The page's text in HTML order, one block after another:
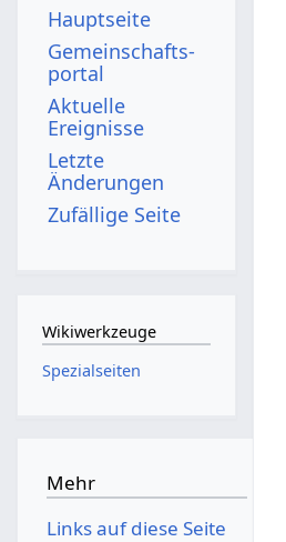
Hauptseite
Gemeinschafts­
portal
Aktuelle
Ereignisse
Letzte
Änderungen
Zufällige Seite
Wikiwerkzeuge
Spezialseiten
Mehr
Links auf diese Seite